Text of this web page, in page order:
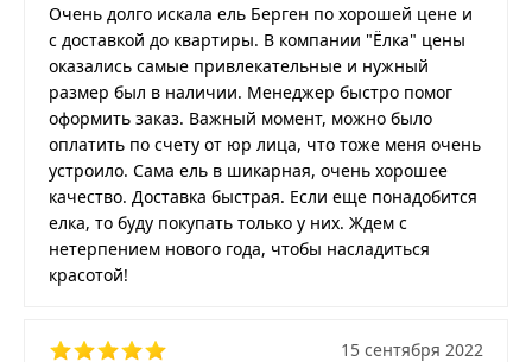
Очень долго искала ель Берген по хорошей цене и
с доставкой до квартиры. В компании "Ёлка" цены
оказались самые привлекательные и нужный
размер был в наличии. Менеджер быстро помог
оформить заказ. Важный момент, можно было
оплатить по счету от юр лица, что тоже меня очень
устроило. Сама ель в шикарная, очень хорошее
качество. Доставка быстрая. Если еще понадобится
елка, то буду покупать только у них. Ждем с
нетерпением нового года, чтобы насладиться
красотой!
15 сентября 2022